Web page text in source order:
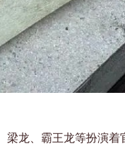
龙、霸王龙等扮演